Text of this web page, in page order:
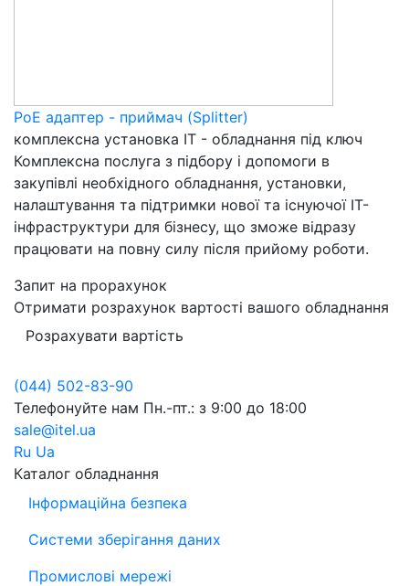
PoE адаптер - приймач (Splitter)
комплексна установка ІТ - обладнання під ключ
Комплексна послуга з підбору і допомоги в
закупівлі необхідного обладнання, установки,
налаштування та підтримки нової та існуючої IT-
інфраструктури для бізнесу, що зможе відразу
працювати на повну силу після прийому роботи.
Запит на прорахунок
Отримати розрахунок вартості вашого обладнання
Розрахувати вартість
(044) 502-83-90
Телефонуйте нам Пн.-пт.: з 9:00 до 18:00
sale@itel.ua
Ru Ua
Каталог обладнання
Інформаційна безпека
Системи зберігання даних
Промислові мережі